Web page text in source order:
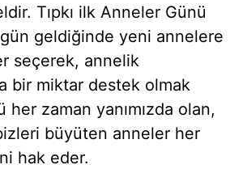
Tıpkı ilk Anneler Günü
geldiğinde yeni annelere
seçerek, annelik
bir miktar destek olmak
her zaman yanımızda olan,
büyüten anneler her
hak eder.